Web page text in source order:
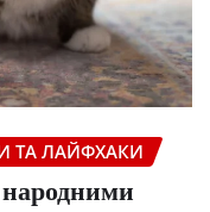
ТА ЛАЙФХАКИ